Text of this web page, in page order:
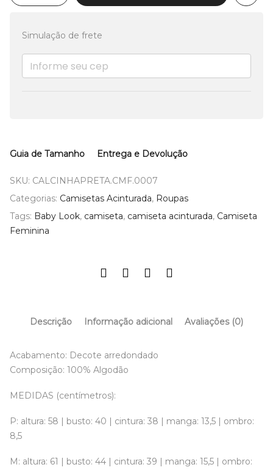
Simulação de frete
Guia de Tamanho Entrega e Devolução
SKU: CALCINHAPRETA.CMF.0007
Categorias: Camisetas Acinturada, Roupas
Tags: Baby Look, camiseta, camiseta acinturada, Camiseta
Feminina
Descrição Informação adicional Avaliações (0)
Acabamento: Decote arredondado
Composição: 100% Algodão
MEDIDAS (centímetros):
P: altura: 58 | busto: 40 | cintura: 38 | manga: 13,5 | ombro:
8,5
M: altura: 61 | busto: 44 | cintura: 39 | manga: 15,5 | ombro: